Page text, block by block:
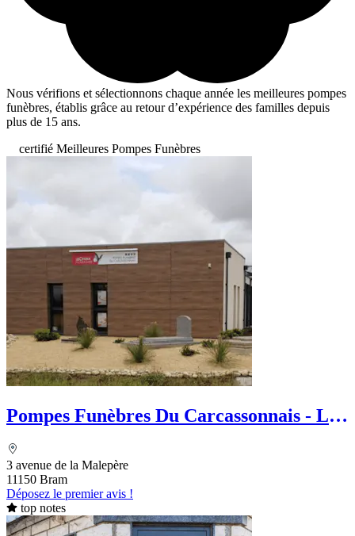
Nous vérifions et sélectionnons chaque année les meilleures pompes
funèbres, établis grâce au retour d’expérience des familles depuis
plus de 15 ans.
certifié Meilleures Pompes Funèbres
Pompes Funèbres Du Carcassonnais - Le
3 avenue de la Malepère
11150 Bram
Déposez le premier avis !
top notes